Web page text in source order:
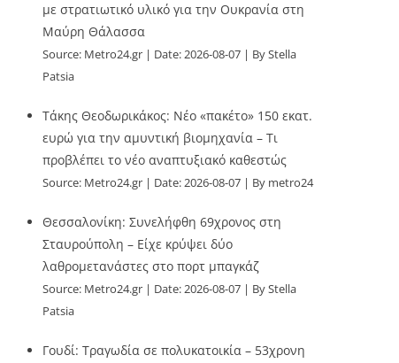
με στρατιωτικό υλικό για την Ουκρανία στη
Μαύρη Θάλασσα
Source: Metro24.gr Date: 2026-08-07
By Stella
Patsia
Τάκης Θεοδωρικάκος: Νέο «πακέτο» 150 εκατ.
ευρώ για την αμυντική βιομηχανία – Τι
προβλέπει το νέο αναπτυξιακό καθεστώς
Source: Metro24.gr Date: 2026-08-07 By metro24
Θεσσαλονίκη: Συνελήφθη 69χρονος στη
Σταυρούπολη – Είχε κρύψει δύο
λαθρομετανάστες στο πορτ μπαγκάζ
Source: Metro24.gr Date: 2026-08-07
By Stella
Patsia
Γουδί: Τραγωδία σε πολυκατοικία – 53χρονη